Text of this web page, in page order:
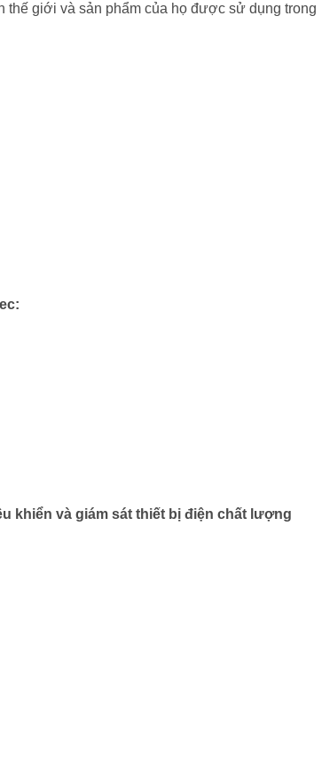
thế giới và sản phẩm của họ được sử dụng trong
khiển và giám sát thiết bị điện chất lượng